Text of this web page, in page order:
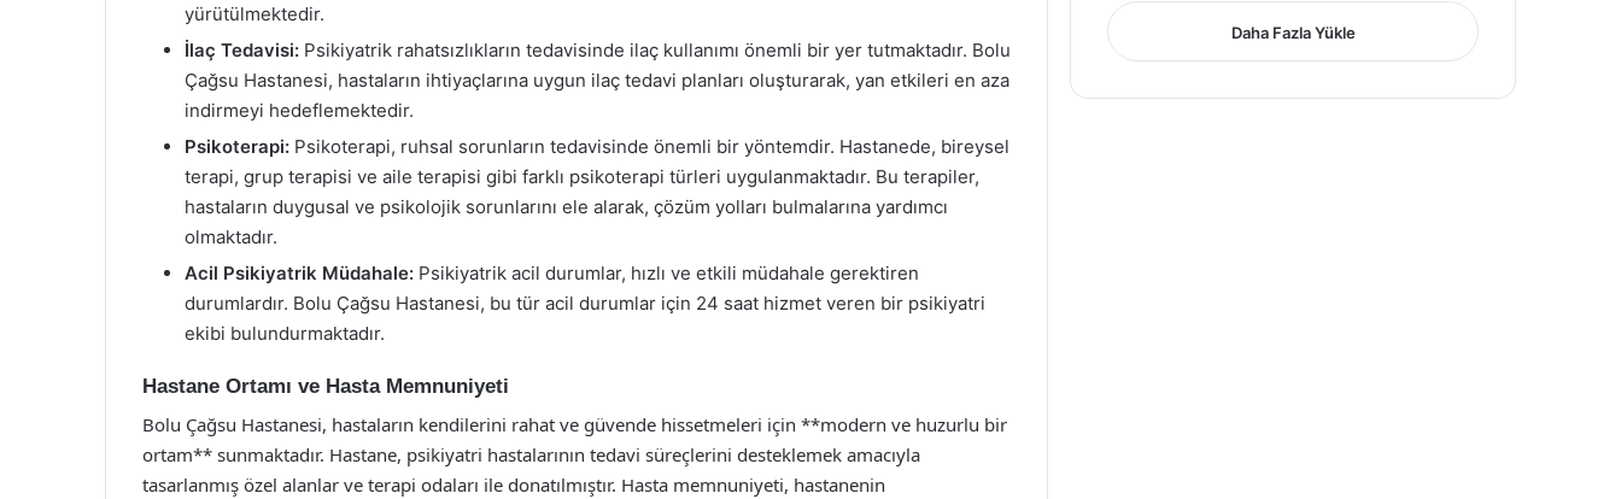
yürütülmektedir.
İlaç Tedavisi: Psikiyatrik rahatsızlıkların tedavisinde ilaç kullanımı önemli bir yer tutmaktadır. Bolu
Çağsu Hastanesi, hastaların ihtiyaçlarına uygun ilaç tedavi planları oluşturarak, yan etkileri en aza
indirmeyi hedeflemektedir.
Psikoterapi: Psikoterapi, ruhsal sorunların tedavisinde önemli bir yöntemdir. Hastanede, bireysel
terapi, grup terapisi ve aile terapisi gibi farklı psikoterapi türleri uygulanmaktadır. Bu terapiler,
hastaların duygusal ve psikolojik sorunlarını ele alarak, çözüm yolları bulmalarına yardımcı
olmaktadır.
Acil Psikiyatrik Müdahale: Psikiyatrik acil durumlar, hızlı ve etkili müdahale gerektiren
durumlardır. Bolu Çağsu Hastanesi, bu tür acil durumlar için 24 saat hizmet veren bir psikiyatri
ekibi bulundurmaktadır.
Hastane Ortamı ve Hasta Memnuniyeti
Bolu Çağsu Hastanesi, hastaların kendilerini rahat ve güvende hissetmeleri için **modern ve huzurlu bir
ortam** sunmaktadır. Hastane, psikiyatri hastalarının tedavi süreçlerini desteklemek amacıyla
tasarlanmış özel alanlar ve terapi odaları ile donatılmıştır. Hasta memnuniyeti, hastanenin
Daha Fazla Yükle